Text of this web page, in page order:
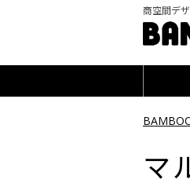
商空間デ
マ